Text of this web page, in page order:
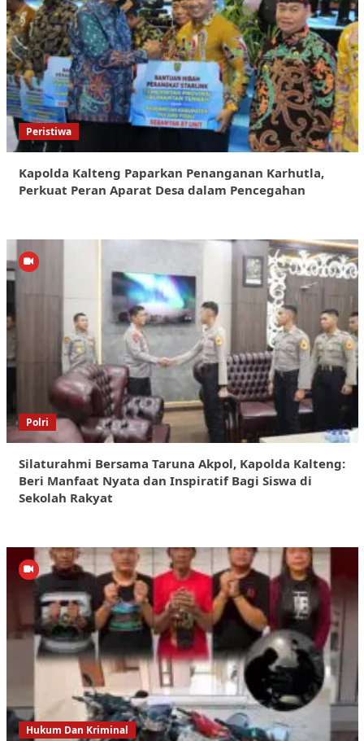
Peristiwa
Kapolda Kalteng Paparkan Penanganan Karhutla,
Perkuat Peran Aparat Desa dalam Pencegahan
Polri
Silaturahmi Bersama Taruna Akpol, Kapolda Kalteng:
Beri Manfaat Nyata dan Inspiratif Bagi Siswa di
Sekolah Rakyat
Hukum Dan Kriminal